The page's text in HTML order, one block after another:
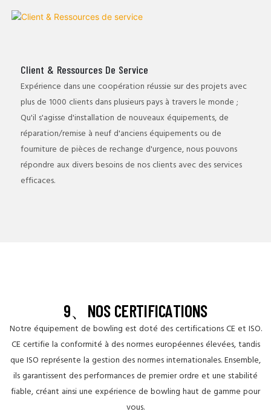
Client & Ressources De Service
Expérience dans une coopération réussie sur des projets avec
plus de 1000 clients dans plusieurs pays à travers le monde ;
Qu'il s'agisse d'installation de nouveaux équipements, de
réparation/remise à neuf d'anciens équipements ou de
fourniture de pièces de rechange d'urgence, nous pouvons
répondre aux divers besoins de nos clients avec des services
efficaces.
9、NOS CERTIFICATIONS
Notre équipement de bowling est doté des certifications CE et ISO.
CE certifie la conformité à des normes européennes élevées, tandis
que ISO représente la gestion des normes internationales. Ensemble,
ils garantissent des performances de premier ordre et une stabilité
fiable, créant ainsi une expérience de bowling haut de gamme pour
vous.